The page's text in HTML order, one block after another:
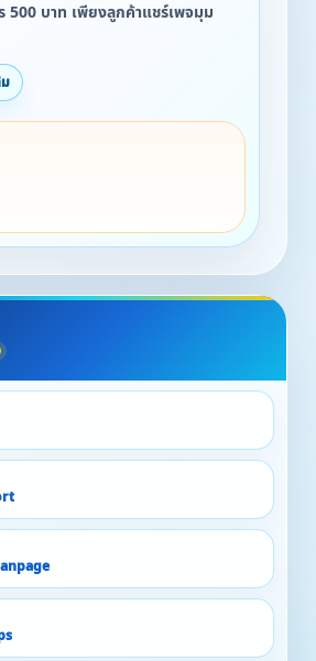
500 บาท เพียงลูกค้าแชร์เพจมุม